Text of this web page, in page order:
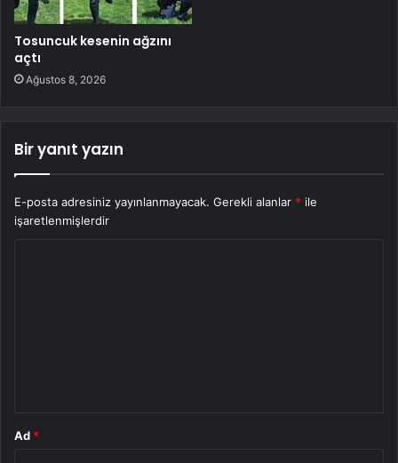
Tosuncuk kesenin ağzını
açtı
Ağustos 8, 2026
Bir yanıt yazın
E-posta adresiniz yayınlanmayacak. Gerekli alanlar * ile
işaretlenmişlerdir
Ad *